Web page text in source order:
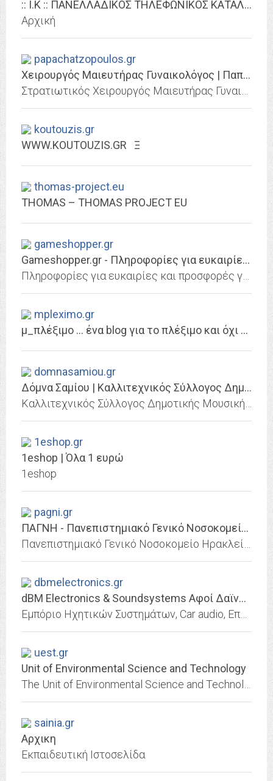
:: I.K :: ΠΑΝΕΛΛΑΔΙΚΟΣ ΤΗΛΕΦΩΝΙΚΟΣ ΚΑΤΑΛΟΓΟΣ ΕΠΑΓΓΕΛΜΑΤΙΩΝ - Αρχική
Αρχική
papachatzopoulos.gr
Χειρουργός Μαιευτήρας Γυναικολόγος | Παπαχατζόπουλος
koutouzis.gr
WWW.KOUTOUZIS.GR Ξ
thomas-project.eu
THOMAS – THOMAS PROJECT EU
gameshopper.gr
Gameshopper.gr - Πληροφορίες για ευκαιρίες και προσφορές για την αγορά...
mpleximo.gr
μ_πλέξιμο … ένα blog για το πλέξιμο και όχι μόνο
domnasamiou.gr
Δόμνα Σαμίου | Καλλιτεχνικός Σύλλογος Δημοτικής Μουσικής Δόμνα Σαμίου
1eshop.gr
1eshop | Όλα 1 ευρώ
1eshop
pagni.gr
ΠΑΓΝΗ - Πανεπιστημιακό Γενικό Νοσοκομείο Ηρακλείου
dbmelectronics.gr
dBM Electronics & Soundsystems Αφοί Δαϊναβά Χαλκίδα
uest.gr
Unit of Environmental Science and Technology
sainia.gr
Αρχικη
Εκπαιδευτική Ιστοσελίδα